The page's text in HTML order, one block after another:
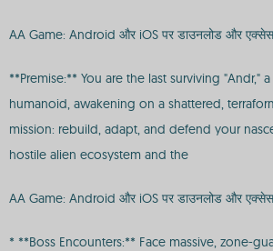
AA Game: Android और iOS पर डाउनलोड और
**Premise:** You are the last surviving "Andr,"
humanoid, awakening on a shattered,
mission: rebuild, adapt, and defend your
hostile alien ecosystem and the
AA Game: Android और iOS पर डाउनलोड और
* **Boss Encounters:** Face massive, zone-